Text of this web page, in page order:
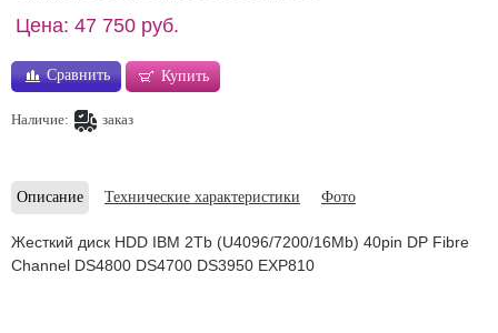
Цена: 47 750 руб.
Сравнить Купить
Наличие: заказ
Описание Технические характеристики Фото
Жесткий диск HDD IBM 2Tb (U4096/7200/16Mb) 40pin DP Fibre
Channel DS4800 DS4700 DS3950 EXP810